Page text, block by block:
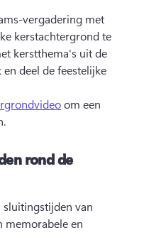
vergadering met
kerstachtergrond te
kerstthema's uit de
deel de feestelijke
om een
rond de
sluitingstijden van
memorabele en